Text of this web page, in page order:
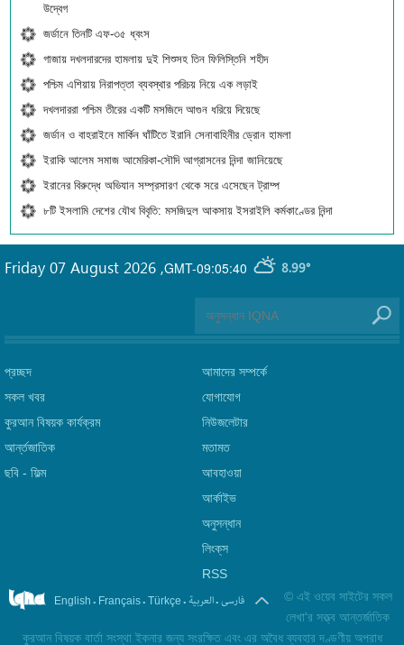
উদ্বেগ
জর্ডানে তিনটি এফ-৩৫ ধ্বংস
গাজায় দখলদারদের হামলায় দুই শিশুসহ তিন ফিলিস্তিনি শহীদ
পশ্চিম এশিয়ায় নিরাপত্তা ব্যবস্থার পরিচয় নিয়ে এক লড়াই
দখলদাররা পশ্চিম তীরের একটি মসজিদে আগুন ধরিয়ে দিয়েছে
জর্ডান ও বাহরাইনে মার্কিন ঘাঁটিতে ইরানি সেনাবাহিনীর ড্রোন হামলা
ইরাকি আলেম সমাজ আমেরিকা-সৌদি আগ্রাসনের নিন্দা জানিয়েছে
ইরানের বিরুদ্ধে অভিযান সম্প্রসারণ থেকে সরে এসেছেন ট্রাম্প
৮টি ইসলামি দেশের যৌথ বিবৃতি: মসজিদুল আকসায় ইসরাইলি কর্মকাণ্ডের নিন্দা
GMT-09:05:40 8.99°
Friday 07 August 2026 ,
প্রচ্ছদ
সকল খবর
কুরআন বিষয়ক কার্যক্রম
আর্ন্তজাতিক
ছবি‎ - ফিল্ম
আমাদের সম্পর্কে
যোগাযোগ
নিউজলেটার
মতামত
আবহাওয়া
আর্কাইভ
অনুসন্ধান
লিংক্‌স
RSS
English . Français. Türkçe . العربیة.فارسی © এই ওয়েব সাইটের সকল
লেখা'র সত্ত্ব আন্তর্জাতিক
কুরআন বিষয়ক বার্তা সংস্থা ইকনার জন্য সংরক্ষিত এবং এর অবৈধ ব্যবহার দণ্ডণীয় অপরাধ